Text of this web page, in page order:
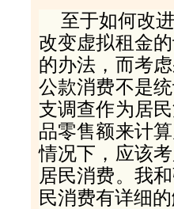
至于如何改
改变虚拟租金
的办法，而考
公款消费不是
支调查作为居
品零售额来计
情况下，应该
居民消费。我
民消费有详细